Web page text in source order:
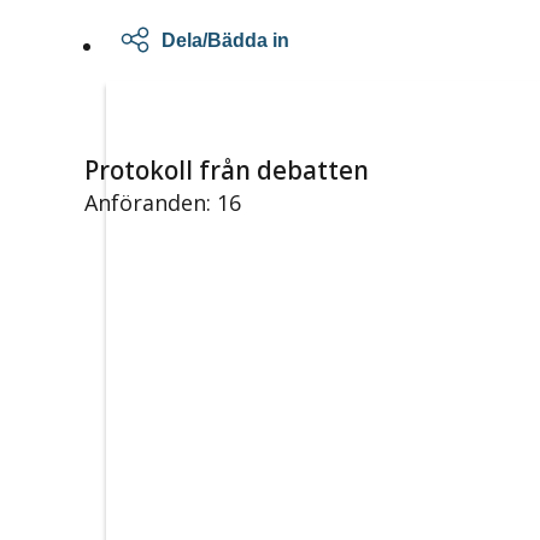
Dela/Bädda in
Protokoll från debatten
Anföranden: 16